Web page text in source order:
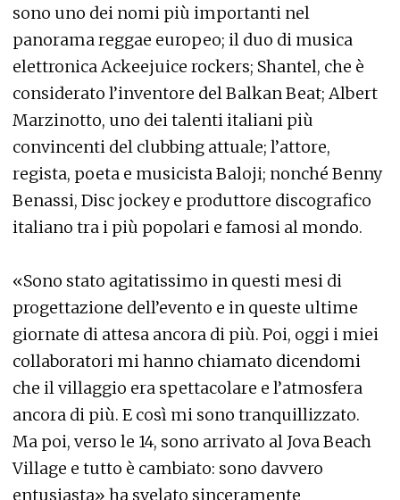
sono uno dei nomi più importanti nel
panorama reggae europeo; il duo di musica
elettronica Ackeejuice rockers; Shantel, che è
considerato l’inventore del Balkan Beat; Albert
Marzinotto, uno dei talenti italiani più
convincenti del clubbing attuale; l’attore,
regista, poeta e musicista Baloji; nonché Benny
Benassi, Disc jockey e produttore discografico
italiano tra i più popolari e famosi al mondo.
«Sono stato agitatissimo in questi mesi di
progettazione dell’evento e in queste ultime
giornate di attesa ancora di più. Poi, oggi i miei
collaboratori mi hanno chiamato dicendomi
che il villaggio era spettacolare e l’atmosfera
ancora di più. E così mi sono tranquillizzato.
Ma poi, verso le 14, sono arrivato al Jova Beach
Village e tutto è cambiato: sono davvero
entusiasta» ha svelato sinceramente